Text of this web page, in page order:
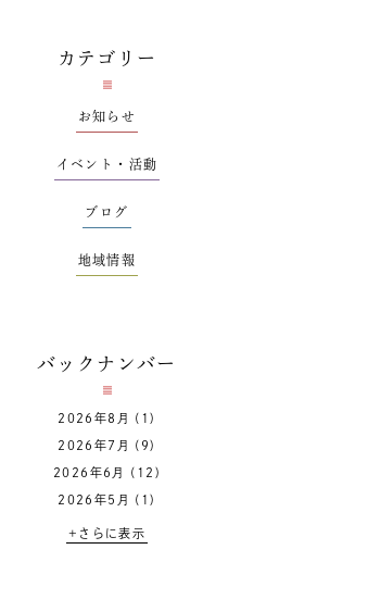
カテゴリー
お知らせ
イベント・活動
ブログ
地域情報
バックナンバー
2026年8月 (1)
2026年7月 (9)
2026年6月 (12)
2026年5月 (1)
+さらに表示